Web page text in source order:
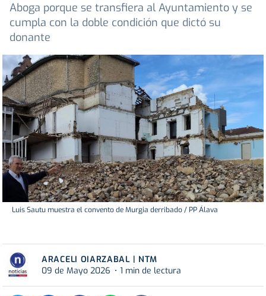
Aboga porque se transfiera al Ayuntamiento y se
cumpla con la doble condición que dictó su
donante
Luis Sautu muestra el convento de Murgia derribado / PP Álava
ARACELI OIARZABAL | NTM
09 de Mayo 2026
1 min de lectura